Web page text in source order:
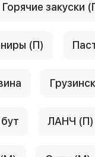
Горячие закуски
(П)
ЛАНЧ (П)